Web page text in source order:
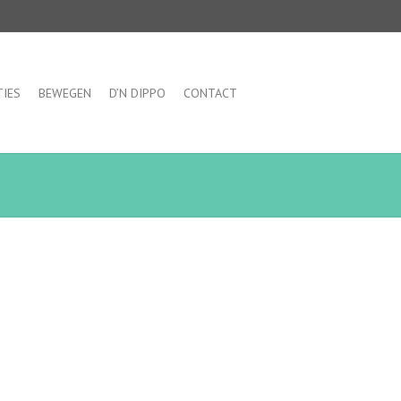
BEWEGEN D’N DIPPO CONTACT